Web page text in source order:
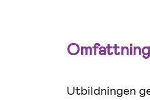
Omfattning
Utbildningen